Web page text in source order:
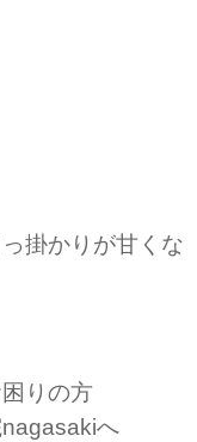
掛かりが甘くな
りの方
へ